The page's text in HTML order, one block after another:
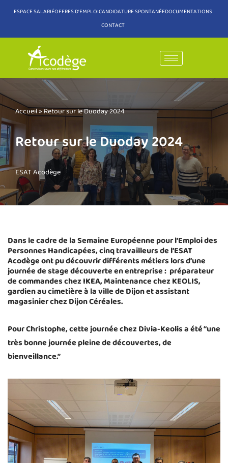
au
contenu
ESPACE SALARIÉOFFRES D'EMPLOICANDIDATURE SPONTANÉEDOCUMENTATIONS
CONTACT
Accueil»Retour sur le Duoday 2024
Retour sur le Duoday 2024
ESAT Acodège
Dans le cadre de la Semaine Européenne pour l’Emploi des
Personnes Handicapées, cinq travailleurs de l’ESAT
Acodège ont pu découvrir différents métiers lors d’une
journée de stage découverte en entreprise : préparateur
de commandes chez IKEA, Maintenance chez KEOLIS,
gardien au cimetière à la ville de Dijon et assistant
magasinier chez Dijon Céréales.
Pour Christophe, cette journée chez Divia-Keolis a été “une
très bonne journée pleine de découvertes, de
bienveillance.”